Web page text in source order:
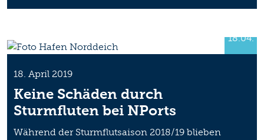
18.04.
18. April 2019
Keine Schäden durch
Sturmfluten bei NPorts
Während der Sturmflutsaison 2018/19 blieben